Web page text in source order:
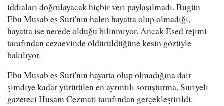
iddiaları doğrulayacak hiçbir veri paylaşılmadı. Bugün
Ebu Musab es Suri'nin halen hayatta olup olmadığı,
hayatta ise nerede olduğu bilinmiyor. Ancak Esed rejimi
tarafından cezaevinde öldürüldüğüne kesin gözüyle
bakılıyor.
Ebu Musab es Suri'nin hayatta olup olmadığına dair
şimdiye kadar yürütülen en ayrıntılı soruşturma, Suriyeli
gazeteci Husam Cezmati tarafından gerçekleştirildi.